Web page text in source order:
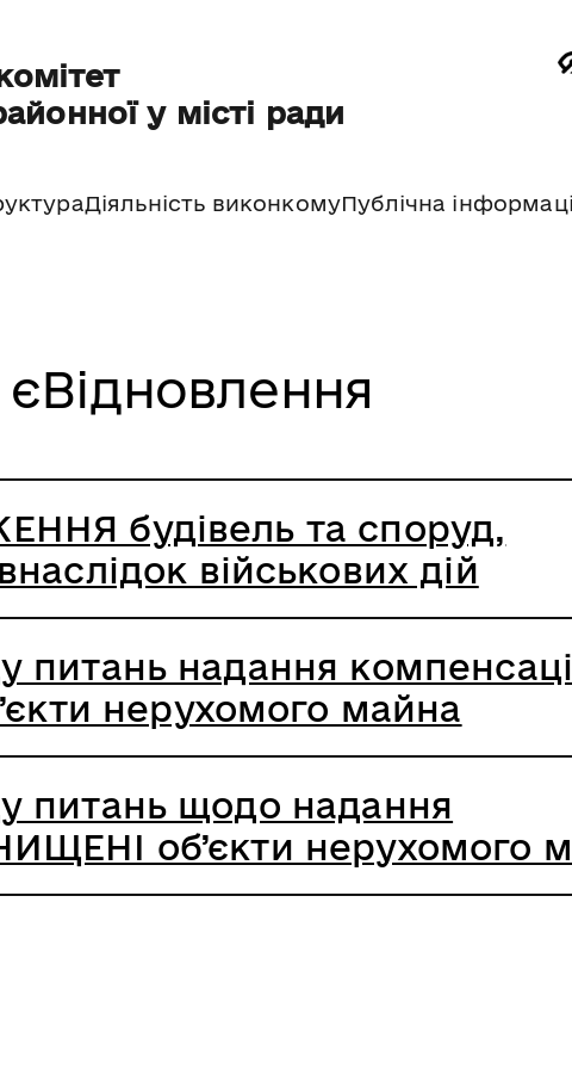
у місті ради
Діяльність виконкомуПублічна
єВідновлення
будівель та споруд,
військових дій
питань надання
нерухомого майна
питань щодо надання
об’єкти нерухомого